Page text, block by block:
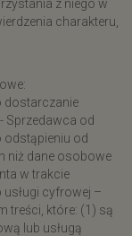
z niego w
charakteru,
dostarczanie
Sprzedawca od
od
niż dane osobowe
w trakcie
cyfrowej –
treści, które: (1) są
lub usługą